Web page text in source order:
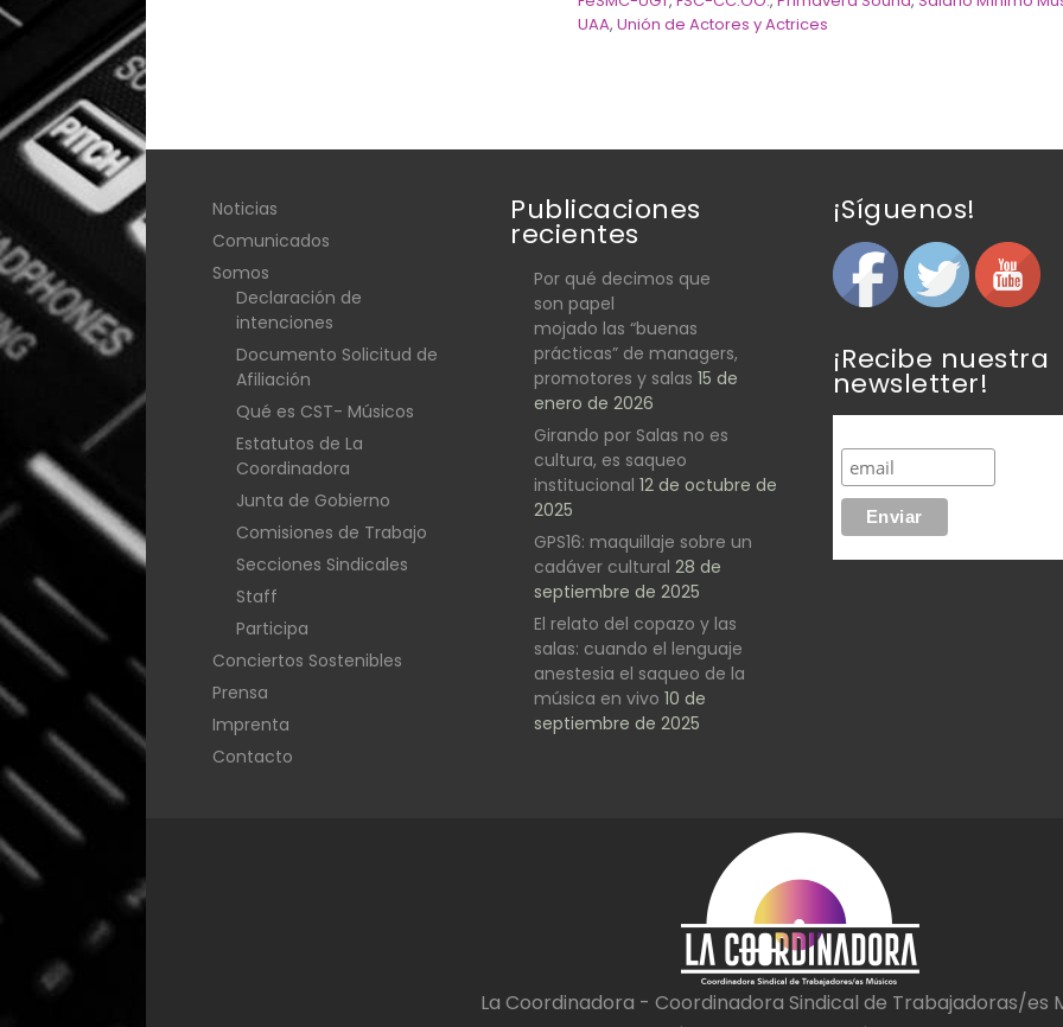
UAA,Unión de Actores y Actrices
Noticias
Comunicados
Somos
Declaración de
intenciones
Documento Solicitud de
Afiliación
Qué es CST- Músicos
Estatutos de La
Coordinadora
Junta de Gobierno
Comisiones de Trabajo
Secciones Sindicales
Staff
Participa
Conciertos Sostenibles
Prensa
Imprenta
Contacto
Publicaciones
recientes
Por qué decimos que
son papel
mojado las “buenas
prácticas” de managers,
promotores y salas 15 de
enero de 2026
Girando por Salas no es
cultura, es saqueo
institucional 12 de octubre de
2025
GPS16: maquillaje sobre un
cadáver cultural 28 de
septiembre de 2025
El relato del copazo y las
salas: cuando el lenguaje
anestesia el saqueo de la
música en vivo 10 de
septiembre de 2025
¡Síguenos!
¡Recibe nuestra
newsletter!
La Coordinadora - Coordinadora Sindical de Trabajadoras/es